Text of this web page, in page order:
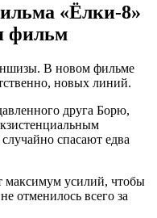
«Ёлки-8»
фильм
В новом фильме
новых линий.
друга Борю,
спасают едва
максимум усилий, чтобы
отменилось всего за